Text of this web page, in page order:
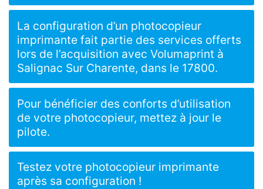
La configuration d’un photocopieur
imprimante fait partie des services offerts
lors de l’acquisition avec Volumaprint à
Salignac Sur Charente, dans le 17800.
Pour bénéficier des conforts d’utilisation
de votre photocopieur, mettez à jour le
pilote.
Testez votre photocopieur imprimante
après sa configuration !